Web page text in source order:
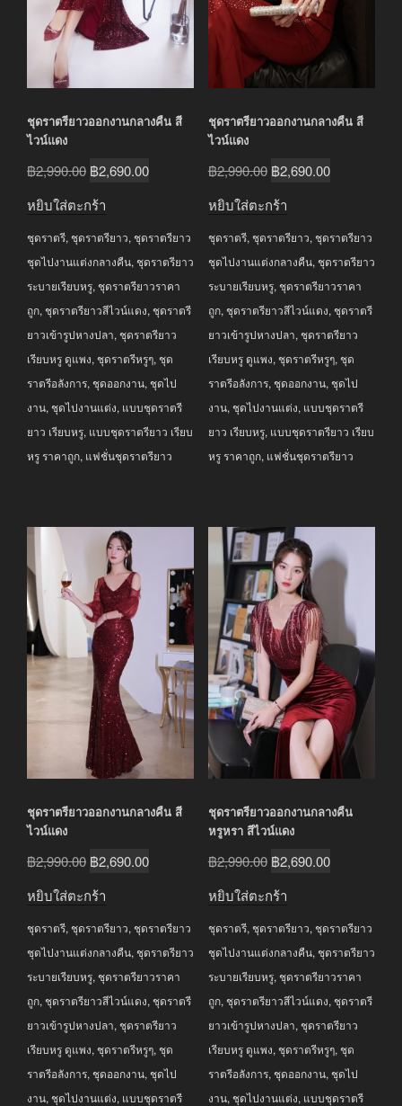
ชุดราตรียาวออกงานกลางคืน สี
ไวน์แดง
฿2,990.00 Original
฿2,990.00.
฿2,690.00Current
฿2,690.00.
หยิบใส่ตะกร้า
ชุดราตรี, ชุดราตรียาว, ชุดราตรียาว
ชุดไปงานแต่งกลางคืน, ชุดราตรียาว
ระบายเรียบหรู, ชุดราตรียาวราคา
ถูก, ชุดราตรียาวสีไวน์แดง, ชุดราตรี
ยาวเข้ารูปหางปลา, ชุดราตรียาว
เรียบหรู ดูแพง, ชุดราตรีหรูๆ, ชุด
ราตรีอลังการ, ชุดออกงาน, ชุดไป
งาน, ชุดไปงานแต่ง, แบบชุดราตรี
ยาว เรียบหรู, แบบชุดราตรียาว เรียบ
หรู ราคาถูก, แฟชั่นชุดราตรียาว
ชุดราตรียาวออกงานกลางคืน สี
ไวน์แดง
฿2,990.00 Original
฿2,990.00.
฿2,690.00Current
฿2,690.00.
หยิบใส่ตะกร้า
ชุดราตรี, ชุดราตรียาว, ชุดราตรียาว
ชุดไปงานแต่งกลางคืน, ชุดราตรียาว
ระบายเรียบหรู, ชุดราตรียาวราคา
ถูก, ชุดราตรียาวสีไวน์แดง, ชุดราตรี
ยาวเข้ารูปหางปลา, ชุดราตรียาว
เรียบหรู ดูแพง, ชุดราตรีหรูๆ, ชุด
ราตรีอลังการ, ชุดออกงาน, ชุดไป
งาน, ชุดไปงานแต่ง, แบบชุดราตรี
ยาว เรียบหรู, แบบชุดราตรียาว เรียบ
หรู ราคาถูก, แฟชั่นชุดราตรียาว
ชุดราตรียาวออกงานกลางคืน สี
ไวน์แดง
฿2,990.00 Original
฿2,990.00.
฿2,690.00Current
฿2,690.00.
หยิบใส่ตะกร้า
ชุดราตรี, ชุดราตรียาว, ชุดราตรียาว
ชุดไปงานแต่งกลางคืน, ชุดราตรียาว
ระบายเรียบหรู, ชุดราตรียาวราคา
ถูก, ชุดราตรียาวสีไวน์แดง, ชุดราตรี
ยาวเข้ารูปหางปลา, ชุดราตรียาว
เรียบหรู ดูแพง, ชุดราตรีหรูๆ, ชุด
ราตรีอลังการ, ชุดออกงาน, ชุดไป
งาน, ชุดไปงานแต่ง, แบบชุดราตรี
ชุดราตรียาวออกงานกลางคืน
หรูหรา สีไวน์แดง
฿2,990.00 Original
฿2,990.00.
฿2,690.00Current
฿2,690.00.
หยิบใส่ตะกร้า
ชุดราตรี, ชุดราตรียาว, ชุดราตรียาว
ชุดไปงานแต่งกลางคืน, ชุดราตรียาว
ระบายเรียบหรู, ชุดราตรียาวราคา
ถูก, ชุดราตรียาวสีไวน์แดง, ชุดราตรี
ยาวเข้ารูปหางปลา, ชุดราตรียาว
เรียบหรู ดูแพง, ชุดราตรีหรูๆ, ชุด
ราตรีอลังการ, ชุดออกงาน, ชุดไป
งาน, ชุดไปงานแต่ง, แบบชุดราตรี